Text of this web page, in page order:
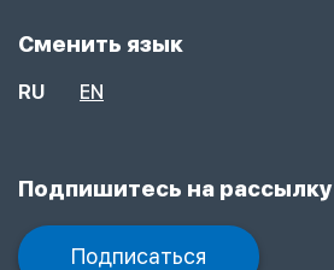
Сменить язык
RU EN
Подпишитесь на рассылку
Подписаться